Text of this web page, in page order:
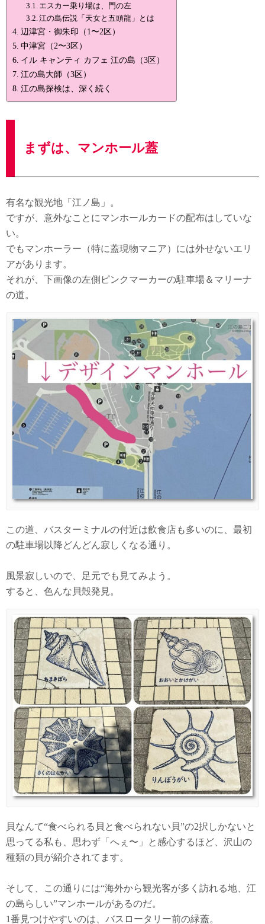
エスカー乗り場は、門の左
江の島伝説「天女と五頭龍」とは
辺津宮・御朱印（1〜2区）
中津宮（2〜3区）
イル キャンティ カフェ 江の島（3区）
江の島大師（3区）
江の島探検は、深く続く
まずは、マンホール蓋
有名な観光地「江ノ島」。
ですが、意外なことにマンホールカードの配布はしていな
い。
でもマンホーラー（特に蓋現物マニア）には外せないエリ
アがあります。
それが、下画像の左側ピンクマーカーの駐車場＆マリーナ
の道。
この道、バスターミナルの付近は飲食店も多いのに、最初
の駐車場以降どんどん寂しくなる通り。
風景寂しいので、足元でも見てみよう。
すると、色んな貝殻発見。
貝なんて“食べられる貝と食べられない貝”の2択しかないと
思ってる私も、思わず「へぇ〜」と感心するほど、沢山の
種類の貝が紹介されてます。
そして、この通りには“海外から観光客が多く訪れる地、江
の島らしい”マンホールがあるのだ。
1番見つけやすいのは、バスロータリー前の緑蓋。